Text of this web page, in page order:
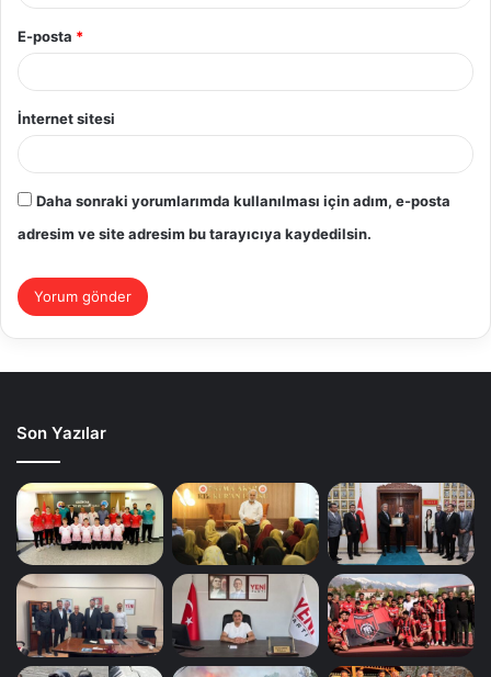
E-posta *
İnternet sitesi
Daha sonraki yorumlarımda kullanılması için adım, e-posta
adresim ve site adresim bu tarayıcıya kaydedilsin.
Son Yazılar